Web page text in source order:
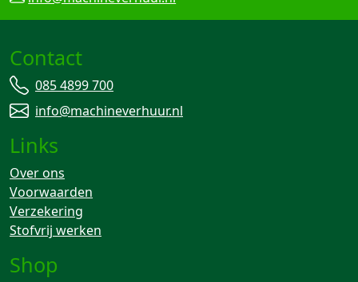
Contact
085 4899 700
info@machineverhuur.nl
Links
Over ons
Voorwaarden
Verzekering
Stofvrij werken
Shop